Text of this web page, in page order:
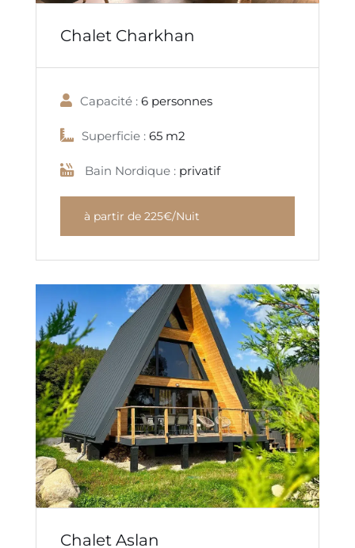
Chalet Charkhan
Capacité : 6 personnes
Superficie : 65 m2
Bain Nordique : privatif
à partir de 225€/Nuit
Chalet Aslan